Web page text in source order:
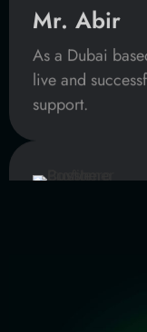
Mr. Yasir
of their